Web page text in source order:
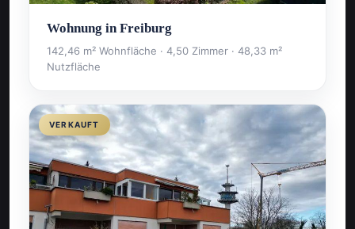
Wohnung in Freiburg
142,46 m² Wohnfläche · 4,50 Zimmer · 48,33 m²
Nutzfläche
VERKAUFT